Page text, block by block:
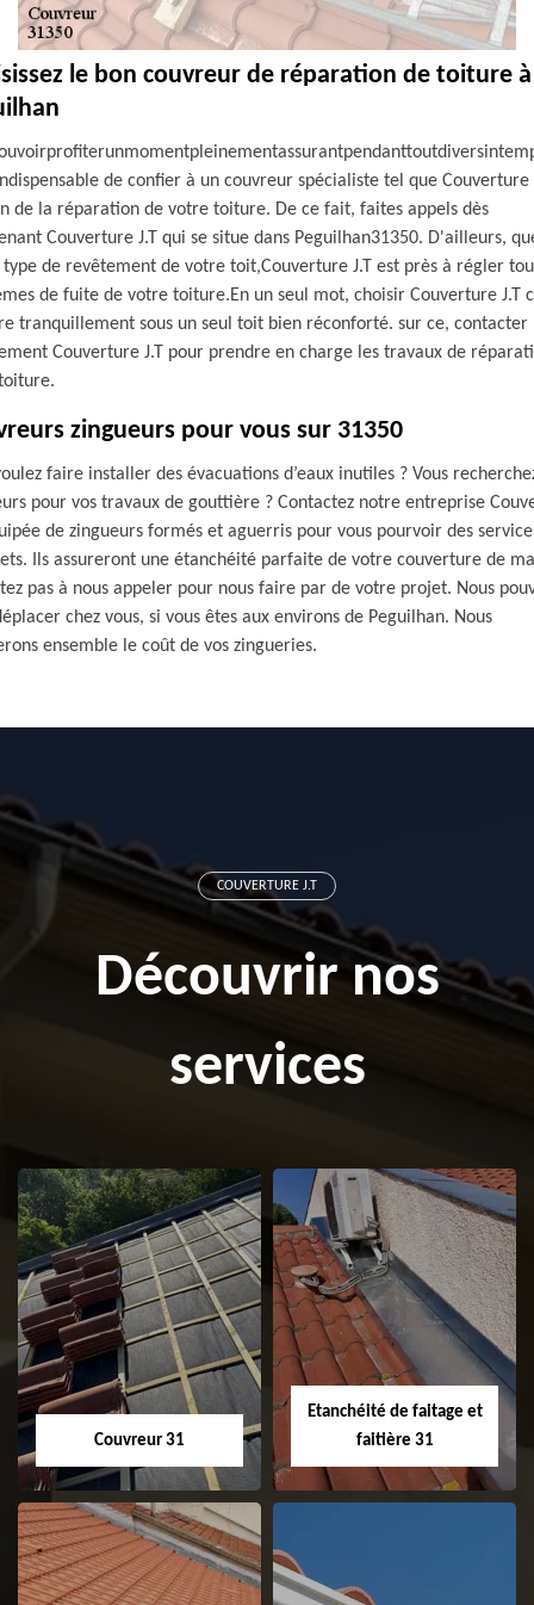
le bon couvreur de réparation de toiture à
de confier à un couvreur spécialiste tel que Couverture
de la réparation de votre toiture. De ce fait, faites appels dès
Couverture J.T qui se situe dans Peguilhan31350. D'ailleurs,
de revêtement de votre toit,Couverture J.T est près à régler
de fuite de votre toiture.En un seul mot, choisir Couverture J.T
tranquillement sous un seul toit bien réconforté. sur ce, contacter
Couverture J.T pour prendre en charge les travaux de
zingueurs pour vous sur 31350
faire installer des évacuations d’eaux inutiles ? Vous
pour vos travaux de gouttière ? Contactez notre entreprise
de zingueurs formés et aguerris pour vous pourvoir des
Ils assureront une étanchéité parfaite de votre couverture de
pas à nous appeler pour nous faire par de votre projet. Nous
chez vous, si vous êtes aux environs de Peguilhan. Nous
ensemble le coût de vos zingueries.
COUVERTURE J.T
Découvrir nos
services
Couvreur 31
Etanchéité de faitage et
faitière 31